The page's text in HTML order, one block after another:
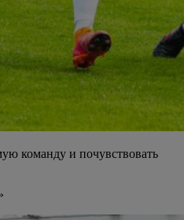
команду и почувствовать